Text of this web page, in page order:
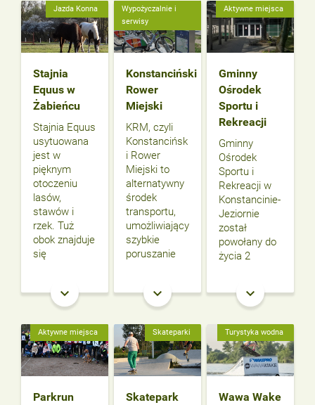
Jazda Konna
Stajnia
Equus w
Żabieńcu
Stajnia Equus
usytuowana
jest w
pięknym
otoczeniu
lasów,
stawów i
rzek. Tuż
obok znajduje
się
keyboard_arrow_down
Wypożyczalnie i
serwisy
Konstanciński
Rower
Miejski
KRM, czyli
Konstancińsk
i Rower
Miejski to
alternatywny
środek
transportu,
umożliwiający
szybkie
poruszanie
keyboard_arrow_down
Aktywne miejsca
Gminny
Ośrodek
Sportu i
Rekreacji
Gminny
Ośrodek
Sportu i
Rekreacji w
Konstancinie-
Jeziornie
został
powołany do
życia 2
keyboard_arrow_down
Aktywne miejsca
Parkrun
Skateparki
Skatepark
Turystyka wodna
Wawa Wake